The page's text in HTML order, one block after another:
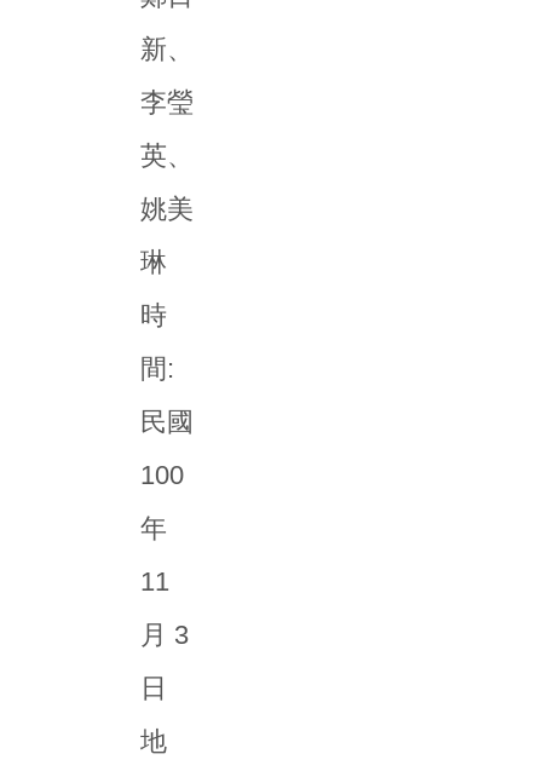
新、
李瑩
英、
姚美
琳
時
間:
民國
100
年
11
月 3
日
地